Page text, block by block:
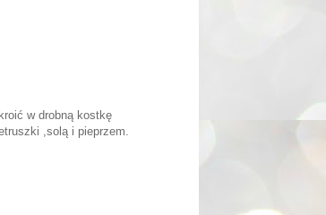
w drobną kostkę
,solą i pieprzem.